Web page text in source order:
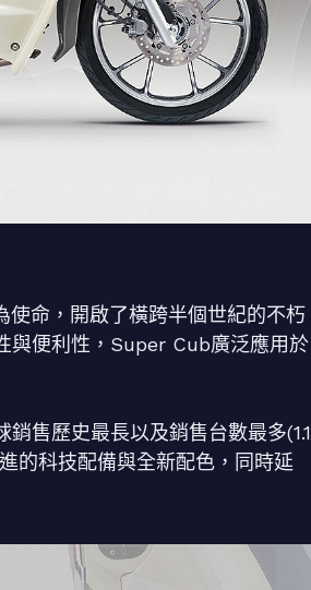
命，開啟了橫跨半個世紀的不朽
與便利性，Super Cub廣泛應用於
售歷史最長以及銷售台數最多(1.1
的科技配備與全新配色，同時延